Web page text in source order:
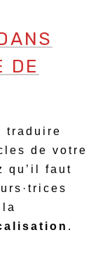
DE
traduire
de votre
qu’il faut
.